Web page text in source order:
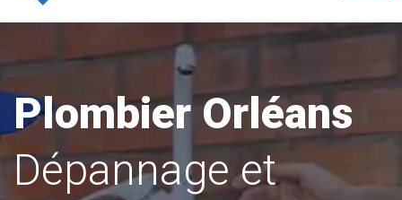
Plombier Orléans
Dépannage et